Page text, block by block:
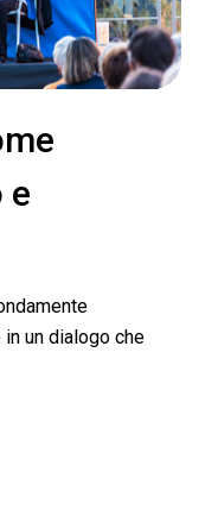
e
un dialogo che